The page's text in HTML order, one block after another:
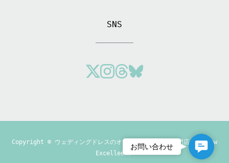
SNS
Copyright © ウェディングドレスのオーダーメイド制作専門店「Andrew
Excelleen」
Contact
お問い合わせ